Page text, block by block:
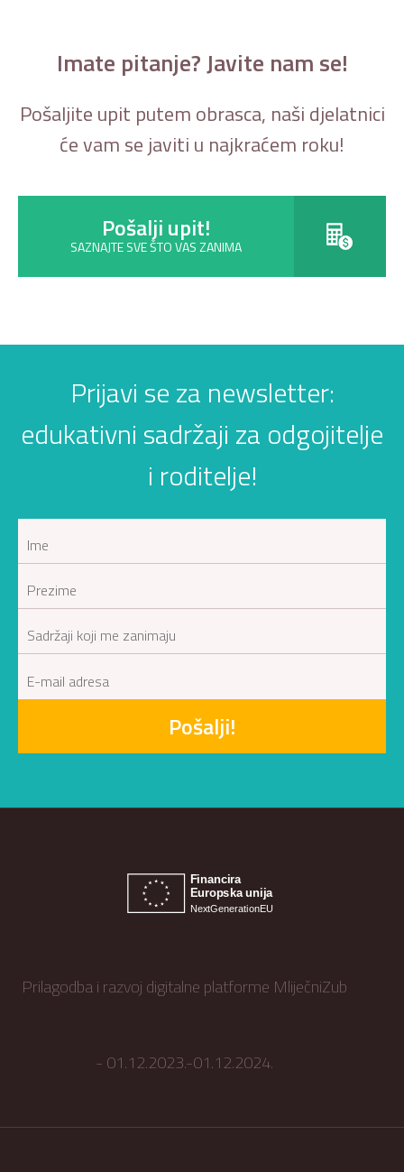
Imate pitanje? Javite nam se!
Pošaljite upit putem obrasca, naši djelatnici
će vam se javiti u najkraćem roku!
Pošalji upit!
SAZNAJTE SVE ŠTO VAS ZANIMA
Prijavi se za newsletter:
edukativni sadržaji za odgojitelje
i roditelje!
Pošalji!
Prilagodba i razvoj digitalne platforme MliječniZub
- 01.12.2023.-01.12.2024.